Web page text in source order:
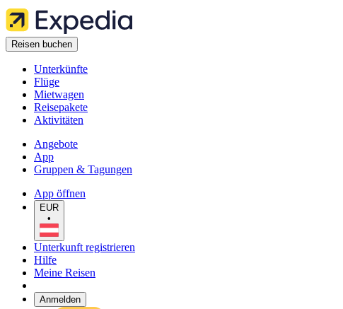
Reisen buchen
Unterkünfte
Flüge
Mietwagen
Reisepakete
Aktivitäten
Angebote
App
Gruppen & Tagungen
App öffnen
EUR
•
Unterkunft registrieren
Hilfe
Meine Reisen
Anmelden